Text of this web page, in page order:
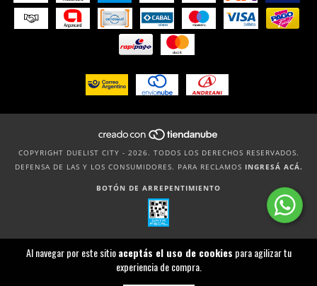
Al navegar por este sitioaceptás el uso de cookies para agilizar tu
experiencia de compra.
COPYRIGHT DUELIST CITY - 2026. TODOS LOS DERECHOS RESERVADOS.
DEFENSA DE LAS Y LOS CONSUMIDORES. PARA RECLAMOS INGRESÁ ACÁ.
BOTÓN DE ARREPENTIMIENTO